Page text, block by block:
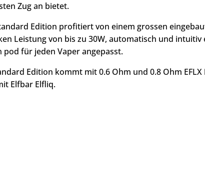
Zug an bietet.
Edition profitiert von einem grossen
Leistung von bis zu 30W, automatisch und
pod für jeden Vaper angepasst.
Edition kommt mit 0.6 Ohm und 0.8 Ohm
Elfbar Elfliq.